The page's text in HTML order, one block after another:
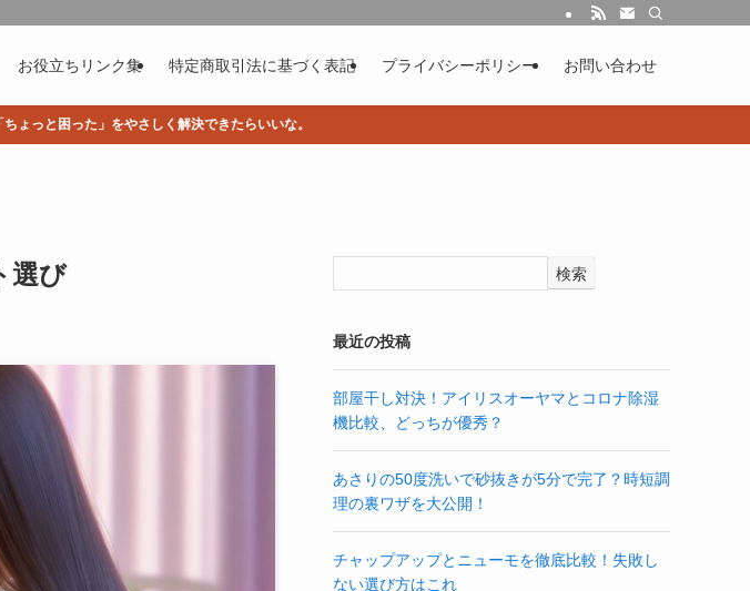
お役立ちリンク集 特定商取引法に基づく表記 プライバシーポリシー お問い合わせ
ょっと困った」をやさしく解決できたらいいな。
選び 検索
最近の投稿
部屋干し対決！アイリスオーヤマとコロナ除湿
機比較、どっちが優秀？
あさりの50度洗いで砂抜きが5分で完了？時短調
理の裏ワザを大公開！
チャップアップとニューモを徹底比較！失敗し
ない選び方はこれ